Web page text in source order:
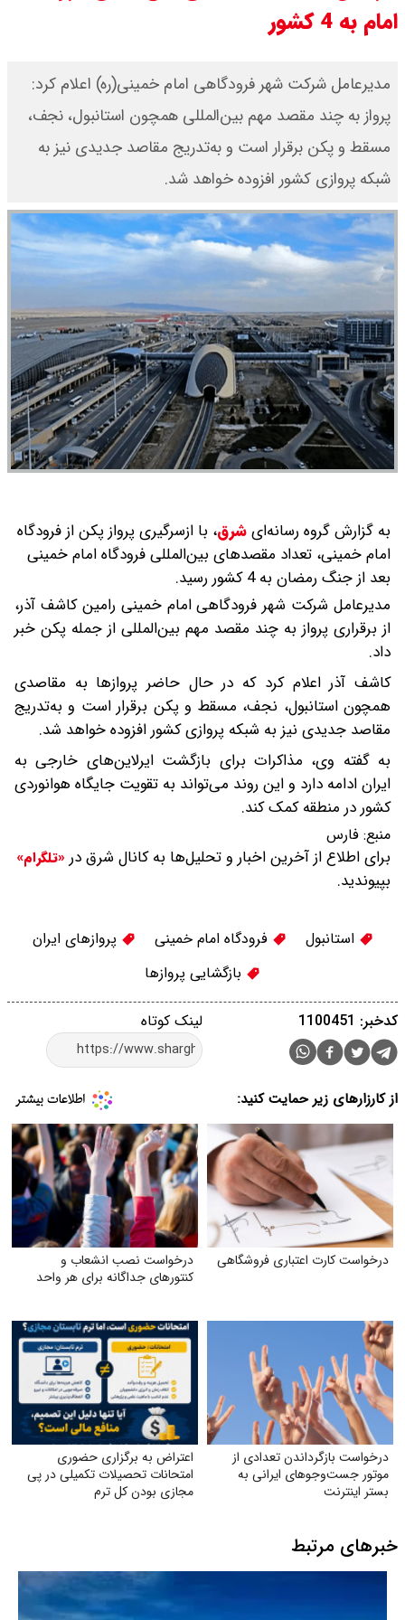
جمعه ۱۶ مرداد۱۴۰۵ / قیمت بیت
کوین چند؟ + جدول
قیمت طلای جهان امروز جمعه
جدول
امام به 4 کشور
مدیرعامل شرکت شهر فرودگاهی امام خمینی(ره) اعلام کرد:
پرواز به چند مقصد مهم بین‌المللی همچون استانبول، نجف،
مسقط و پکن برقرار است و به‌تدریج مقاصد جدیدی نیز به
شبکه پروازی کشور افزوده خواهد شد.
به گزارش گروه رسانه‌ایشرق، با ازسرگیری پرواز پکن از فرودگاه
امام خمینی، تعداد مقصدهای بین‌المللی فرودگاه امام خمینی
بعد از جنگ رمضان به 4 کشور رسید.
مدیرعامل شرکت شهر فرودگاهی امام خمینی رامین کاشف آذر،
از برقراری پرواز به چند مقصد مهم بین‌المللی از جمله پکن خبر
داد.
کاشف آذر اعلام کرد که در حال حاضر پروازها به مقاصدی
همچون استانبول، نجف، مسقط و پکن برقرار است و به‌تدریج
مقاصد جدیدی نیز به شبکه پروازی کشور افزوده خواهد شد.
به گفته وی، مذاکرات برای بازگشت ایرلاین‌های خارجی به
ایران ادامه دارد و این روند می‌تواند به تقویت جایگاه هوانوردی
کشور در منطقه کمک کند.
منبع: فارس
برای اطلاع از آخرین اخبار و تحلیل‌ها به کانال شرق در «تلگرام»
بپیوندید.
استانبول فرودگاه امام خمینی
پروازهای ایران
بازگشایی پروازها
لینک کوتاه کدخبر: 1100451
از کارزارهای زیر حمایت کنید:
درخواست کارت اعتباری فروشگاهی
درخواست نصب انشعاب و
کنتورهای جداگانه برای هر واحد
درخواست بازگرداندن تعدادی از
موتور جست‌وجوهای ایرانی به
بستر اینترنت
اعتراض به برگزاری حضوری
امتحانات تحصیلات تکمیلی در پی
مجازی بودن کل ترم
خبرهای مرتبط